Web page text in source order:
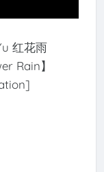
红花雨
Rain】